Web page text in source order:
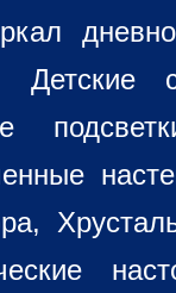
Детские